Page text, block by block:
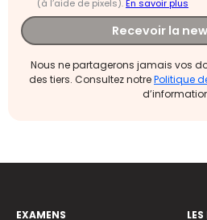
(à l’aide de pixels).En savoir plus
Recevoir la
Nous ne partagerons jamais vos
des tiers. Consultez notrePolitique
EXAMENS